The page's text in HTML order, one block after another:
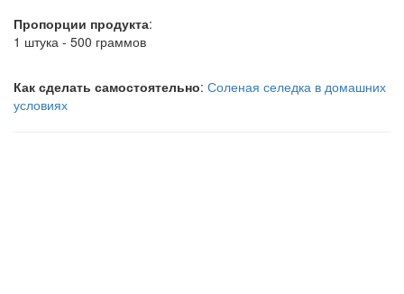
Пропорции продукта:
1 штука - 500 граммов
Как сделать самостоятельно: Соленая селедка в домашних
условиях